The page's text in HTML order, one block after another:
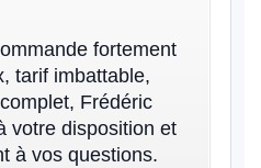
fortement
tarif imbattable,
Frédéric
votre disposition et
à vos questions.